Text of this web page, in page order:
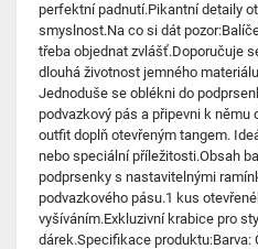
perfektní padnutí.Pikantní detaily
smyslnost.Na co si dát
třeba objednat zvlášť.Doporučuje
dlouhá životnost jemného
Jednoduše se oblékni do
podvazkový pás a připevni k
outfit doplň otevřeným tangem.
nebo speciální příležitosti.Obsah
podprsenky s nastavitelnými
podvazkového pásu.1 kus
vyšíváním.Exkluzivní krabice pro
dárek.Specifikace produktu:Barva: